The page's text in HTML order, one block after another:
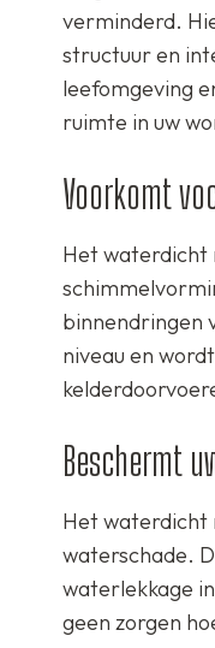
verminderd.
structuur en
leefomgeving
ruimte in uw
Voorkomt
Het waterdicht
binnendringen
niveau en
Beschermt
Het waterdicht
waterschade.
waterlekkage
geen zorgen